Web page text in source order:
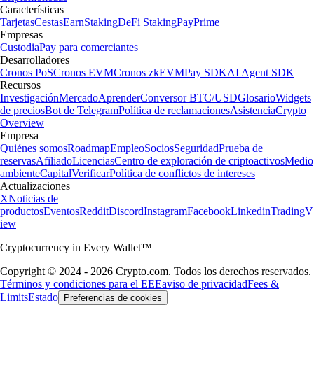
Características
TarjetasCestasEarnStakingDeFi StakingPayPrime
Empresas
CustodiaPay para comerciantes
Desarrolladores
Cronos PoSCronos EVMCronos zkEVMPay SDKAI Agent SDK
Recursos
InvestigaciónMercadoAprenderConversor BTC/USDGlosarioWidgets
de preciosBot de TelegramPolítica de reclamacionesAsistenciaCrypto
Overview
Empresa
Quiénes somosRoadmapEmpleoSociosSeguridadPrueba de
reservasAfiliadoLicenciasCentro de exploración de criptoactivosMedio
ambienteCapitalVerificarPolítica de conflictos de intereses
Actualizaciones
XNoticias de
productosEventosRedditDiscordInstagramFacebookLinkedinTradingV
iew
Cryptocurrency in Every Wallet™
Copyright © 2024 - 2026 Crypto.com. Todos los derechos reservados.
Términos y condiciones para el EEEaviso de privacidadFees &
LimitsEstado Preferencias de cookies